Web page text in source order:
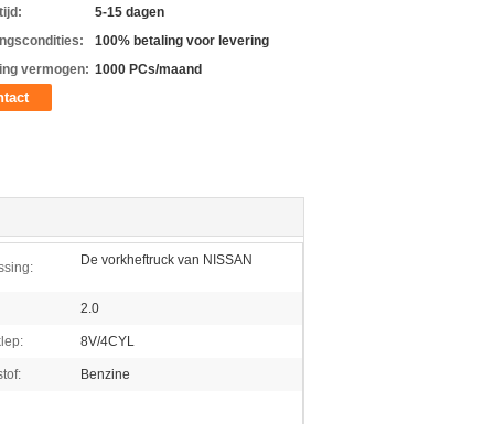
5-15 dagen
100% betaling voor levering
vermogen: 1000 PCs/maand
De vorkheftruck van NISSAN
2.0
8V/4CYL
Benzine